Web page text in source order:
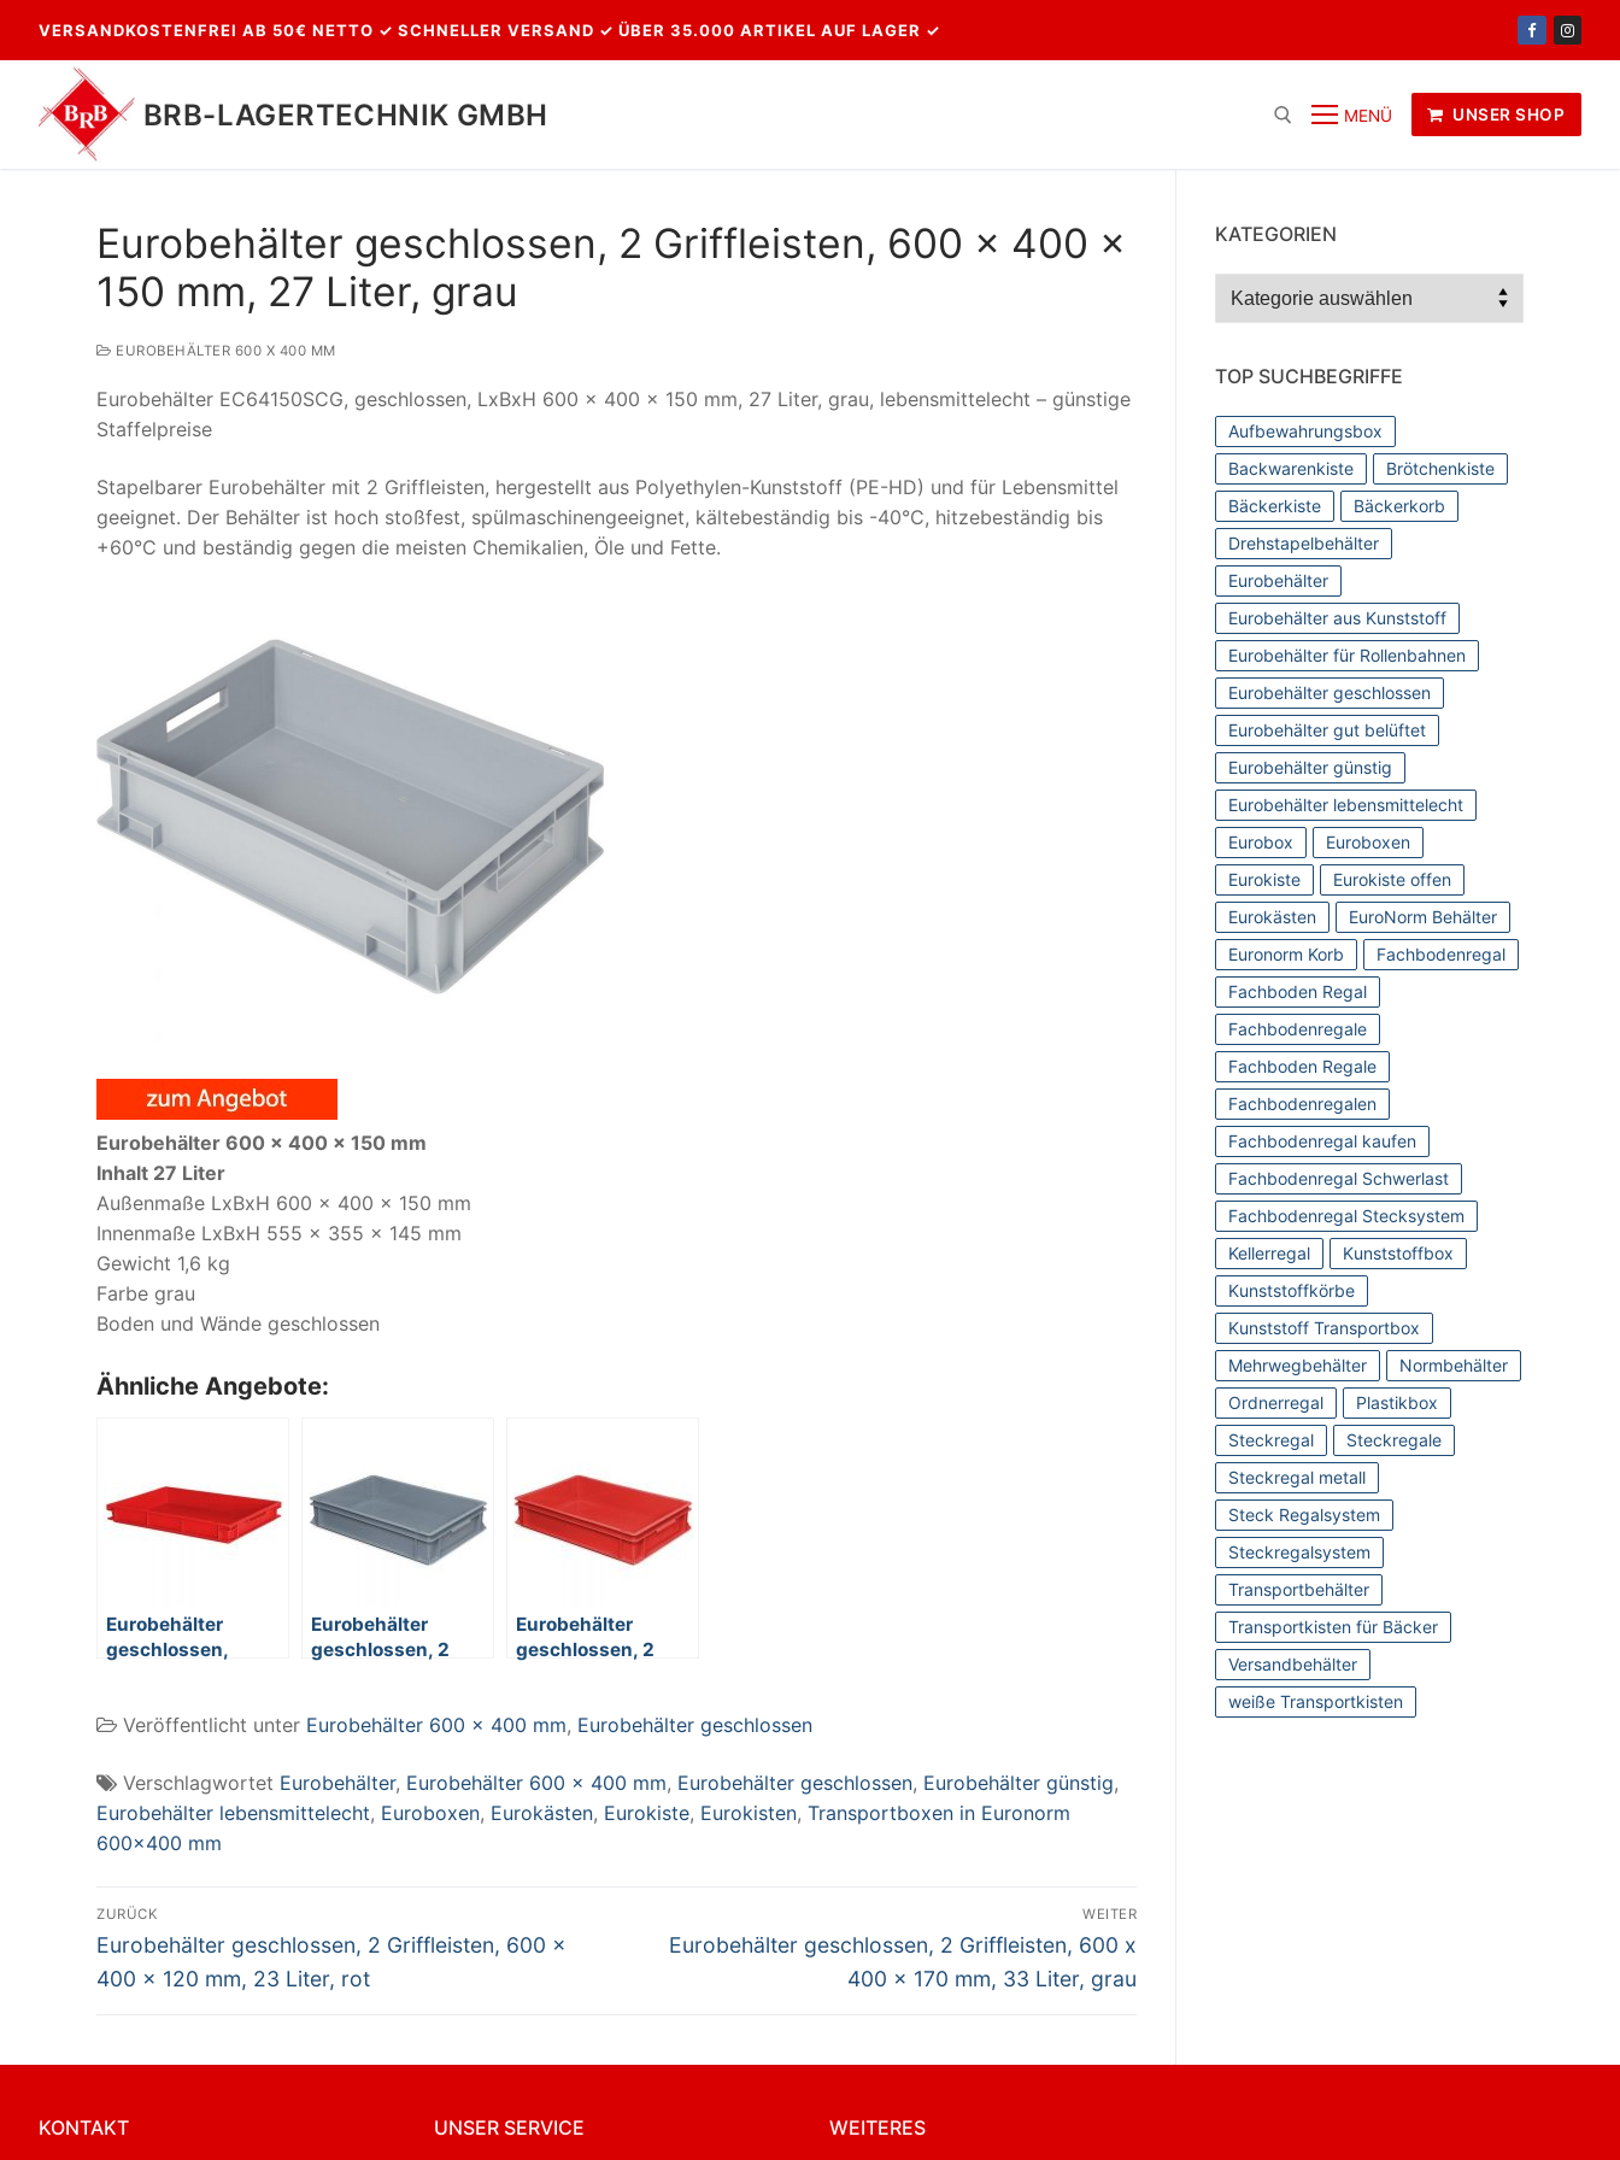
Inhalt
springen
VERSANDKOSTENFREI AB 50€ NETTO ✓ SCHNELLER VERSAND ✓ ÜBER 35.000 ARTIKEL AUF LAGER ✓
BRB-LAGERTECHNIK GMBH MENÜ UNSER SHOP
Eurobehälter geschlossen, 2 Griffleisten, 600 x 400 x
150 mm, 27 Liter, grau
EUROBEHÄLTER 600 X 400 MM
Eurobehälter EC64150SCG, geschlossen, LxBxH 600 x 400 x 150 mm, 27 Liter, grau, lebensmittelecht – günstige
Staffelpreise
Stapelbarer Eurobehälter mit 2 Griffleisten, hergestellt aus Polyethylen-Kunststoff (PE-HD) und für Lebensmittel
geeignet. Der Behälter ist hoch stoßfest, spülmaschinengeeignet, kältebeständig bis -40°C, hitzebeständig bis
+60°C und beständig gegen die meisten Chemikalien, Öle und Fette.
Eurobehälter 600 x 400 x 150 mm
Inhalt 27 Liter
Außenmaße LxBxH 600 x 400 x 150 mm
Innenmaße LxBxH 555 x 355 x 145 mm
Gewicht 1,6 kg
Farbe grau
Boden und Wände geschlossen
Ähnliche Angebote:
Eurobehälter
geschlossen,
75 mm, 13 Liter, rot
Eurobehälter
geschlossen, 2
Liter, grau
Eurobehälter
geschlossen, 2
Liter, rot
Veröffentlicht unter Eurobehälter 600 x 400 mm, Eurobehälter geschlossen
Verschlagwortet Eurobehälter, Eurobehälter 600 x 400 mm, Eurobehälter geschlossen, Eurobehälter günstig,
Eurobehälter lebensmittelecht, Euroboxen, Eurokästen, Eurokiste, Eurokisten, Transportboxen in Euronorm
600x400 mm
Beitragsnavigation
ZURÜCK
Vorheriger
Beitrag:
Eurobehälter geschlossen, 2 Griffleisten, 600 x
400 x 120 mm, 23 Liter, rot
WEITER
Nächster
Eurobehälter geschlossen, 2 Griffleisten, 600 x
400 x 170 mm, 33 Liter, grau
KATEGORIEN
Kategorien
TOP SUCHBEGRIFFE
Aufbewahrungsbox
Backwarenkiste
Brötchenkiste
Bäckerkiste
Bäckerkorb
Drehstapelbehälter
Eurobehälter
Eurobehälter aus Kunststoff
Eurobehälter für Rollenbahnen
Eurobehälter geschlossen
Eurobehälter gut belüftet
Eurobehälter günstig
Eurobehälter lebensmittelecht
Eurobox
Euroboxen
Eurokiste
Eurokiste offen
Eurokästen
EuroNorm Behälter
Euronorm Korb
Fachbodenregal
Fachboden Regal
Fachbodenregale
Fachboden Regale
Fachbodenregalen
Fachbodenregal kaufen
Fachbodenregal Schwerlast
Fachbodenregal Stecksystem
Kellerregal
Kunststoffbox
Kunststoffkörbe
Kunststoff Transportbox
Mehrwegbehälter
Normbehälter
Ordnerregal
Plastikbox
Steckregal
Steckregale
Steckregal metall
Steck Regalsystem
Steckregalsystem
Transportbehälter
Transportkisten für Bäcker
Versandbehälter
weiße Transportkisten
KONTAKT UNSER SERVICE WEITERES